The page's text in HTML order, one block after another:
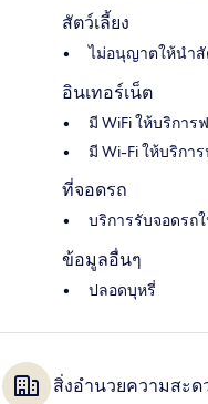
สัตว์เลี้ยง
ไม่อนุญาตให้นำสั
อินเทอร์เน็ต
มี WiFi ให้บริกา
มี Wi-Fi ให้บริกา
ที่จอดรถ
บริการรับจอดรถ
ข้อมูลอื่นๆ
ปลอดบุหรี่
สิ่งอำนวยความสะ